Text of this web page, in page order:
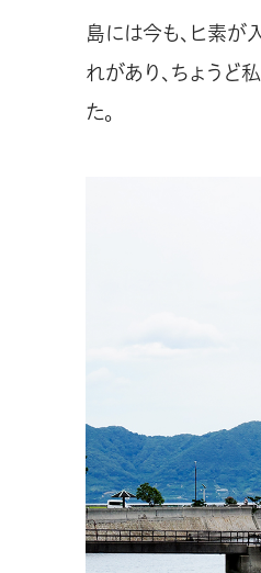
島には今も、ヒ素
れがあり、ちょうど
た。